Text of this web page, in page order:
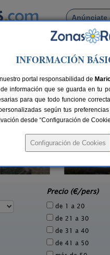
Anúnciate
Busca por pueblo
Venta del Pobre
El Pajar de
Precio (€/pers)
de 1 a 20
de 21 a 30
de 31 a 40
de 41 a 50
INFORMACIÓN
portal responsabilidad de
información que se guarda en tu
para que todo funcione
según tus
desde “Configuración de